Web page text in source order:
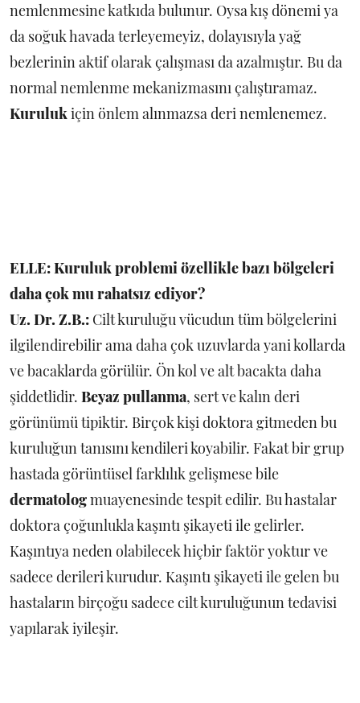
nemlenmesine katkıda bulunur. Oysa kış dönemi ya
da soğuk havada terleyemeyiz, dolayısıyla yağ
bezlerinin aktif olarak çalışması da azalmıştır. Bu da
normal nemlenme mekanizmasını çalıştıramaz.
Kurulukiçin önlem alınmazsa deri nemlenemez.
ELLE: Kuruluk problemi özellikle bazı bölgeleri
daha çok mu rahatsız ediyor?
Uz. Dr. Z.B.: Cilt kuruluğu vücudun tüm bölgelerini
ilgilendirebilir ama daha çok uzuvlarda yani kollarda
ve bacaklarda görülür. Ön kol ve alt bacakta daha
şiddetlidir. Beyaz pullanma, sert ve kalın deri
görünümü tipiktir. Birçok kişi doktora gitmeden bu
kuruluğun tanısını kendileri koyabilir. Fakat bir grup
hastada görüntüsel farklılık gelişmese bile
dermatologmuayenesinde tespit edilir. Bu hastalar
doktora çoğunlukla kaşıntı şikayeti ile gelirler.
Kaşıntıya neden olabilecek hiçbir faktör yoktur ve
sadece derileri kurudur. Kaşıntı şikayeti ile gelen bu
hastaların birçoğu sadece cilt kuruluğunun tedavisi
yapılarak iyileşir.